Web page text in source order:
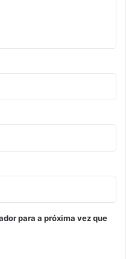
para a próxima vez que